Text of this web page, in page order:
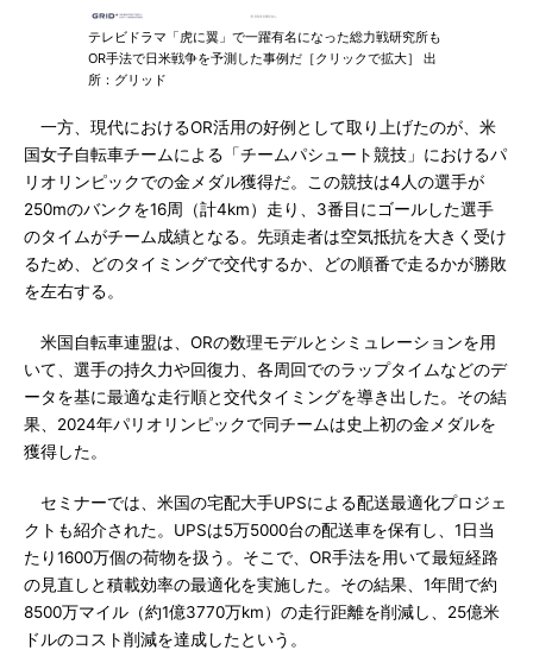
テレビドラマ「虎に翼」で一躍有名になった総力戦研究所も
OR手法で日米戦争を予測した事例だ［クリックで拡大］ 出
所：グリッド
一方、現代におけるOR活用の好例として取り上げたのが、米
国女子自転車チームによる「チームパシュート競技」におけるパ
リオリンピックでの金メダル獲得だ。この競技は4人の選手が
250mのバンクを16周（計4km）走り、3番目にゴールした選手
のタイムがチーム成績となる。先頭走者は空気抵抗を大きく受け
るため、どのタイミングで交代するか、どの順番で走るかが勝敗
を左右する。
米国自転車連盟は、ORの数理モデルとシミュレーションを用
いて、選手の持久力や回復力、各周回でのラップタイムなどのデ
ータを基に最適な走行順と交代タイミングを導き出した。その結
果、2024年パリオリンピックで同チームは史上初の金メダルを
獲得した。
セミナーでは、米国の宅配大手UPSによる配送最適化プロジェ
クトも紹介された。UPSは5万5000台の配送車を保有し、1日当
たり1600万個の荷物を扱う。そこで、OR手法を用いて最短経路
の見直しと積載効率の最適化を実施した。その結果、1年間で約
8500万マイル（約1億3770万km）の走行距離を削減し、25億米
ドルのコスト削減を達成したという。